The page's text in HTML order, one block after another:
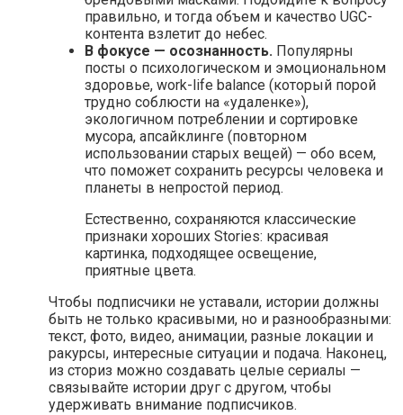
правильно, и тогда объем и качество UGC-
контента взлетит до небес.
В фокусе — осознанность. Популярны
посты о психологическом и эмоциональном
здоровье, work-life balance (который порой
трудно соблюсти на «удаленке»),
экологичном потреблении и сортировке
мусора, апсайклинге (повторном
использовании старых вещей) — обо всем,
что поможет сохранить ресурсы человека и
планеты в непростой период.
Естественно, сохраняются классические
признаки хороших Stories: красивая
картинка, подходящее освещение,
приятные цвета.
Чтобы подписчики не уставали, истории должны
быть не только красивыми, но и разнообразными:
текст, фото, видео, анимации, разные локации и
ракурсы, интересные ситуации и подача. Наконец,
из сториз можно создавать целые сериалы —
связывайте истории друг с другом, чтобы
удерживать внимание подписчиков.